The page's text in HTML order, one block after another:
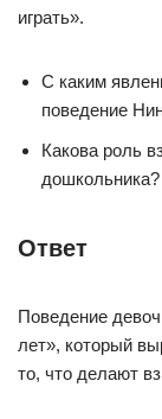
играть».
С каким
поведение
Какова роль
дошкольника?
Ответ
Поведение
лет», который
то, что делают